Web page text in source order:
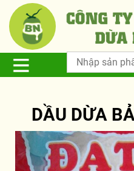
DẦU DỪA